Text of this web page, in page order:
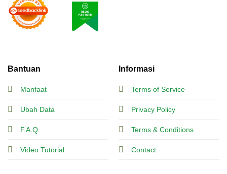
Bantuan
Manfaat
Ubah Data
F.A.Q.
Video Tutorial
Informasi
Terms of Service
Privacy Policy
Terms & Conditions
Contact